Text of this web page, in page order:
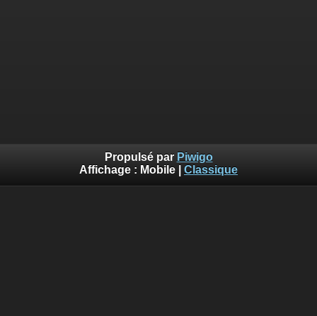
Propulsé par Piwigo
Affichage : Mobile Classique